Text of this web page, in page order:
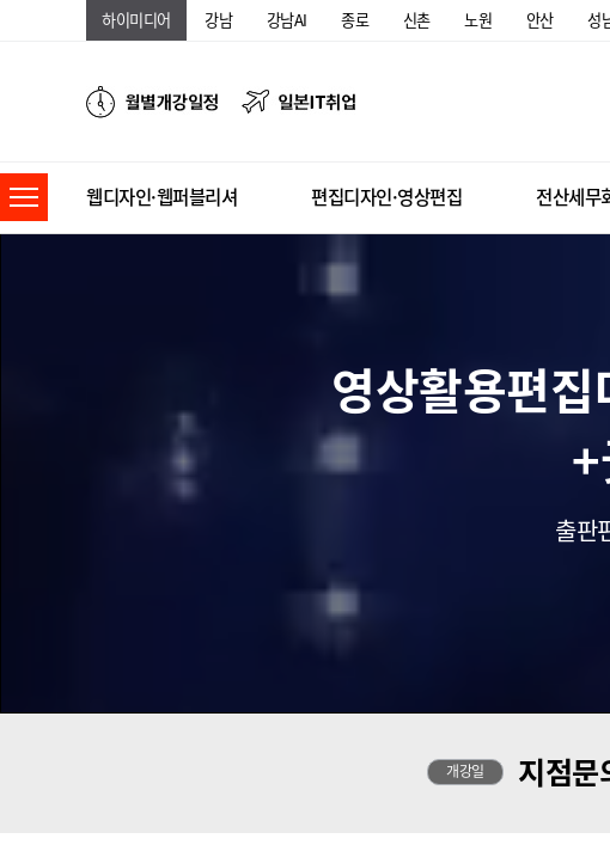
하이미디어 강남 강남AI 종로 신촌 노원 안산 성
웹디자인·웹퍼블리셔 편집디자인·영상편집 전산세무
영상활용편
출판
개강일 지점문